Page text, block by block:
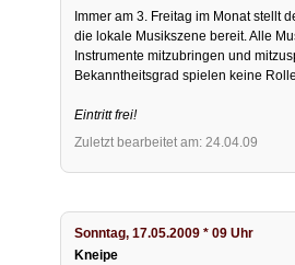
Immer am 3. Freitag im Monat stellt
die lokale Musikszene bereit. Alle
Instrumente mitzubringen und
Bekanntheitsgrad spielen keine
Eintritt frei!
Zuletzt bearbeitet am: 24.04.09
Sonntag, 17.05.2009 * 09 Uhr
Kneipe